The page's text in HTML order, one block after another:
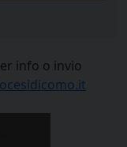
info o invio